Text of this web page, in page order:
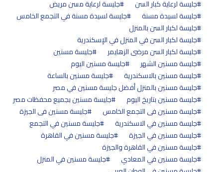
جليسة لرعاية كبار السن
جليسة لرعاية مسن مريض
جليسة لسيدة مسنة
جليسة لسيدة مسنة في التجمع الخامس
جليسة لكبار السن بالمنزل
جليسة لكبار السن في المنزل في الإسكندرية
جليسة لكبار السن مرضى الزهايمر
جليسة مسنين
جليسة مسنين الشهر
جليسة مسنين اليوم
جليسة مسنين بالاسكندرية
جليسة مسنين بالساعة
جليسة مسنين بالمنزل أفضل جليسة مسنين في مصر
جليسة مسنين بتاريخ اليوم
جليسة مسنين بجميع محفظات مصر
جليسة مسنين فى التجمع الخامس
جليسة مسنين فى الجيزة
جليسة مسنين في الاسكندرية
جليسة مسنين في التجمع
جليسة مسنين في الجيزة
جليسة مسنين في القاهرة
جليسة مسنين في القاهرة والجيزة
جليسة مسنين في المعادي
جليسة مسنين في المنزل